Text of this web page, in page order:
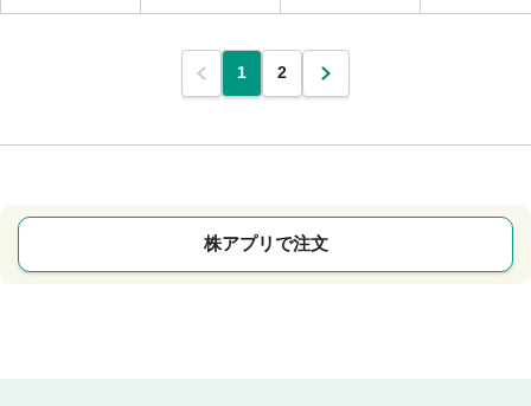
1 2
株アプリで注文